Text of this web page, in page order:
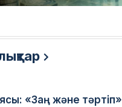
«Заң және тәртіп»